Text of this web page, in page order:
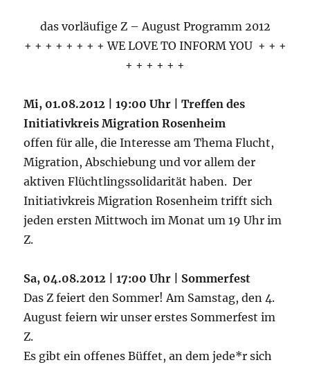
das vorläufige Z – August Programm 2012
+ + + + + + + + WE LOVE TO INFORM YOU + + +
+ + + + + +
Mi, 01.08.2012 | 19:00 Uhr | Treffen des
Initiativkreis Migration Rosenheim
offen für alle, die Interesse am Thema Flucht,
Migration, Abschiebung und vor allem der
aktiven Flüchtlingssolidarität haben. Der
Initiativkreis Migration Rosenheim trifft sich
jeden ersten Mittwoch im Monat um 19 Uhr im
Z.
Sa, 04.08.2012 | 17:00 Uhr | Sommerfest
Das Z feiert den Sommer! Am Samstag, den 4.
August feiern wir unser erstes Sommerfest im
Z.
Es gibt ein offenes Büffet, an dem jede*r sich